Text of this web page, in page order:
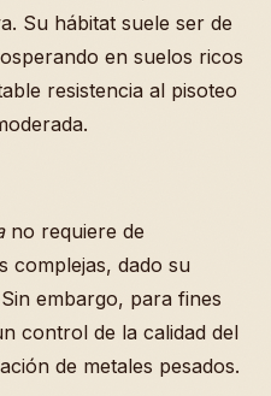
Su hábitat suele ser de
en suelos ricos
resistencia al pisoteo
no requiere de
complejas, dado su
embargo, para fines
control de la calidad del
de metales pesados.